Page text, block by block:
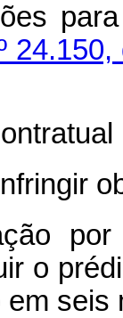
por
o
seis